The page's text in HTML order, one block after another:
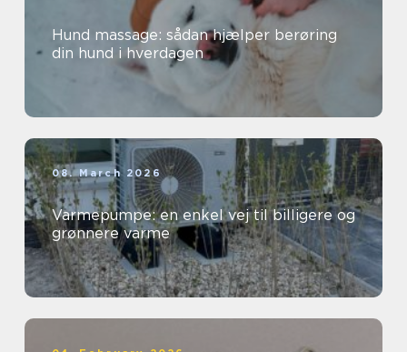
Hund massage: sådan hjælper berøring
din hund i hverdagen
08. March 2026
Varmepumpe: en enkel vej til billigere og
grønnere varme